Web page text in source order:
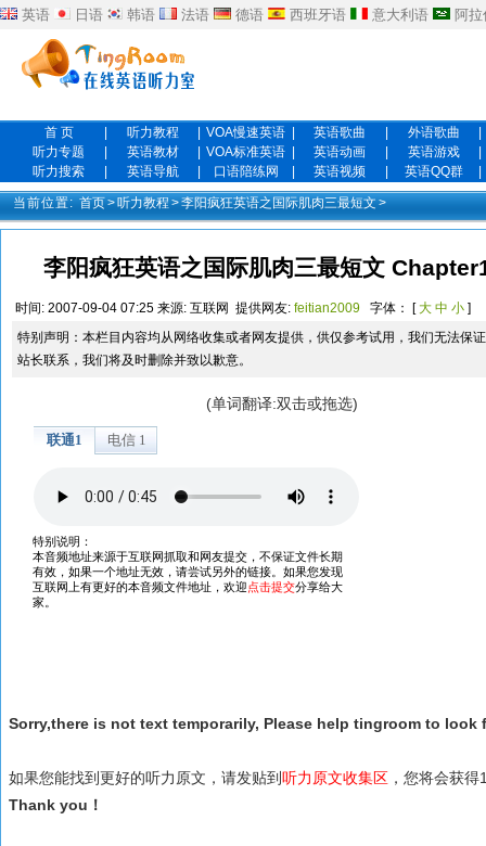
英语 日语 韩语 法语 德语 西班牙语 意大利语 阿
首 页 听力教程 VOA慢速英语 英语歌曲 外语歌曲
听力专题
英语教材 VOA标准英语 英语动画 英语游戏
听力搜索
英语导航 口语陪练网 英语视频 英语QQ群
当前位置: 首页>听力教程 >李阳疯狂英语之国际肌肉三最短文 >
李阳疯狂英语之国际肌肉三最短文
时间: 2007-09-04 07:25 来源: 互联网 提供网友: feitian2009 字体： [大 中 小 ]
特别声明：本栏目内容均从网络收集或者网友提供，供仅参考试用，我们无法保
站长联系，我们将及时删除并致以歉意。
(单词翻译:双击或拖选)
Sorry,there is not text temporarily, Please help tingroom to look
如果您能找到更好的听力原文，请发贴到听力原文收集区 ，您将会获
Thank you！